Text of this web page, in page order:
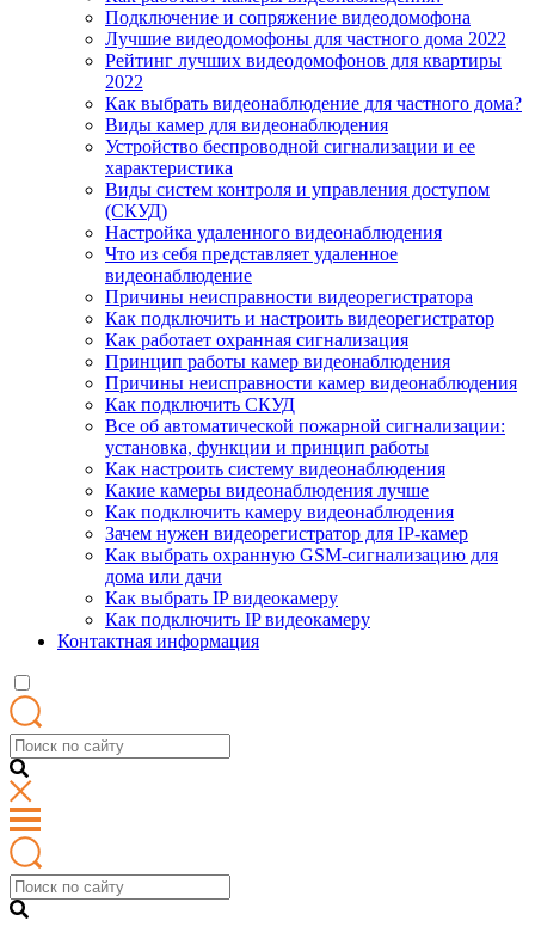
Подключение и сопряжение видеодомофона
Лучшие видеодомофоны для частного дома 2022
Рейтинг лучших видеодомофонов для квартиры
2022
Как выбрать видеонаблюдение для частного дома?
Виды камер для видеонаблюдения
Устройство беспроводной сигнализации и ее
характеристика
Виды систем контроля и управления доступом
(СКУД)
Настройка удаленного видеонаблюдения
Что из себя представляет удаленное
видеонаблюдение
Причины неисправности видеорегистратора
Как подключить и настроить видеорегистратор
Как работает охранная сигнализация
Принцип работы камер видеонаблюдения
Причины неисправности камер видеонаблюдения
Как подключить СКУД
Все об автоматической пожарной сигнализации:
установка, функции и принцип работы
Как настроить систему видеонаблюдения
Какие камеры видеонаблюдения лучше
Как подключить камеру видеонаблюдения
Зачем нужен видеорегистратор для IP-камер
Как выбрать охранную GSM-сигнализацию для
дома или дачи
Как выбрать IP видеокамеру
Как подключить IP видеокамеру
Контактная информация